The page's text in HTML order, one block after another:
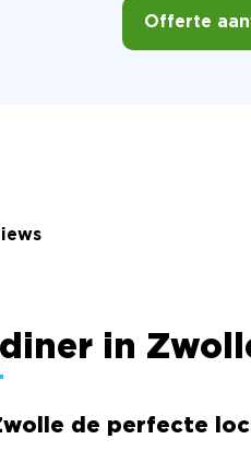
Offerte
in
de perfecte